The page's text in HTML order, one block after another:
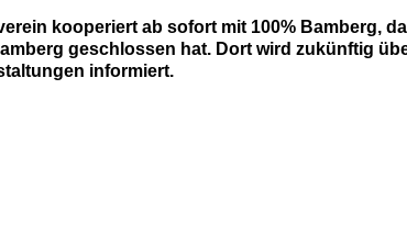
kooperiert ab sofort mit 100% Bamberg,
geschlossen hat. Dort wird zukünftig
informiert.